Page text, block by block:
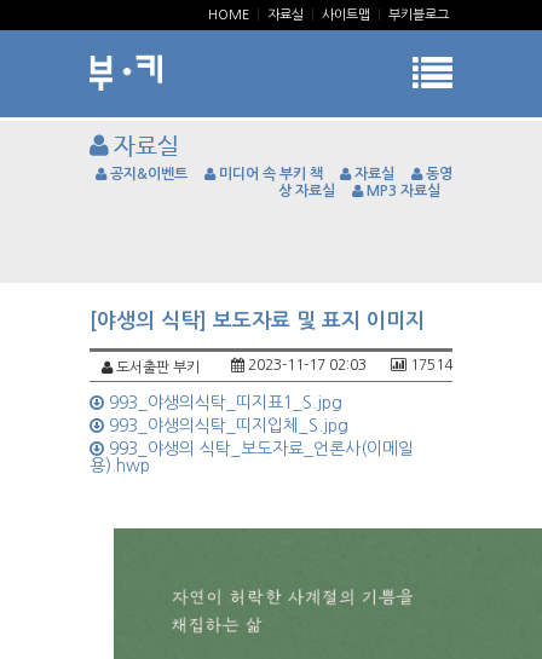
HOME 자료실 사이트맵 부키블로그
자료실
공지&이벤트 미디어 속 부키 책 자료실
동영
상 자료실
MP3 자료실
[야생의 식탁] 보도자료 및 표지 이미지
도서출판 부키 17514
2023-11-17 02:03
993_야생의식탁_띠지표1_S.jpg
993_야생의식탁_띠지입체_S.jpg
993_야생의 식탁_보도자료_언론사(이메일
용).hwp